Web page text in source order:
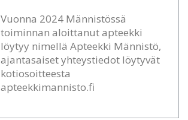
Vuonna 2024 Männistössä
toiminnan aloittanut apteekki
löytyy nimellä Apteekki Männistö,
ajantasaiset yhteystiedot löytyvät
kotiosoitteesta
apteekkimannisto.fi